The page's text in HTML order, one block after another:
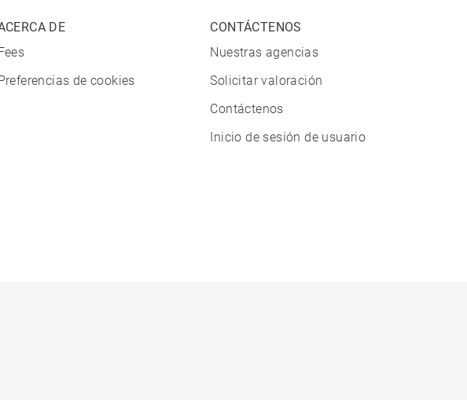
DE
de cookies
CONTÁCTENOS
Nuestras agencias
Solicitar valoración
Contáctenos
Inicio de sesión de usuario